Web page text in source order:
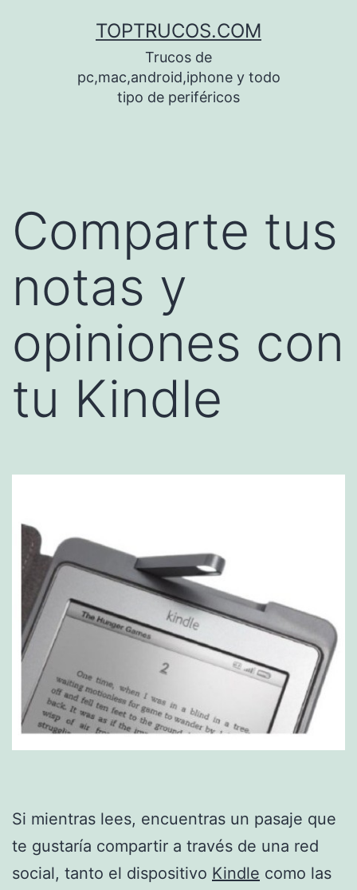
TOPTRUCOS.COM
Trucos de
pc,mac,android,iphone y todo
tipo de periféricos
Comparte tus
notas y
opiniones con
tu Kindle
Si mientras lees, encuentras un pasaje que
te gustaría compartir a través de una red
social, tanto el dispositivo Kindle como las